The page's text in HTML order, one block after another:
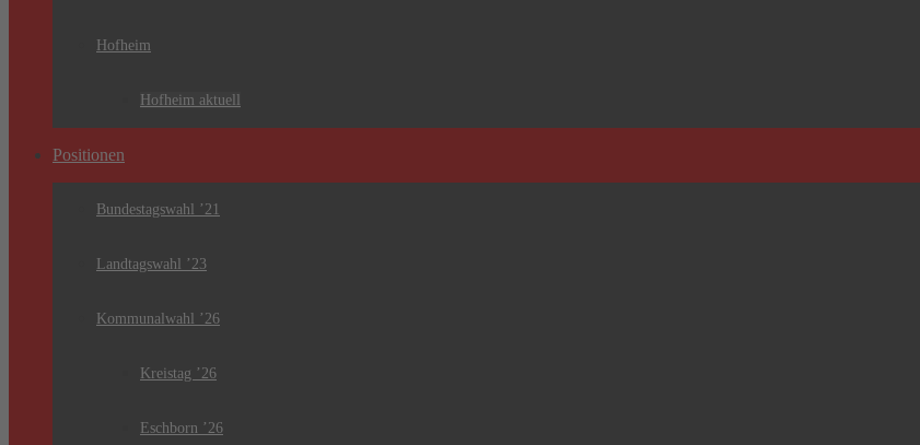
Hofheim
Hofheim aktuell
Positionen
Bundestagswahl ’21
Landtagswahl ’23
Kommunalwahl ’26
Kreistag ’26
Eschborn ’26